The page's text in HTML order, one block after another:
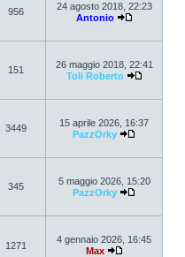
956
24 agosto 2018, 22:23
Antonio
151
26 maggio 2018, 22:41
Toli Roberto
3449
15 aprile 2026, 16:37
PazzOrky
345
5 maggio 2026, 15:20
PazzOrky
1271
4 gennaio 2026, 16:45
Max